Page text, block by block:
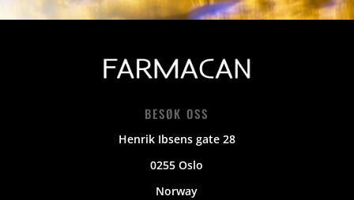
BESØK OSS
Henrik Ibsens gate 28
0255 Oslo
Norway